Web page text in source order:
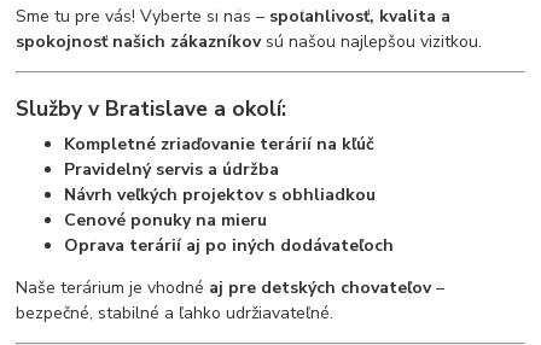
Sme tu pre vás! Vyberte si nás – spoľahlivosť, kvalita a
spokojnosť našich zákazníkovsú našou najlepšou vizitkou.
Služby v Bratislave a okolí:
Kompletné zriaďovanie terárií na kľúč
Pravidelný servis a údržba
Návrh veľkých projektov s obhliadkou
Cenové ponuky na mieru
Oprava terárií aj po iných dodávateľoch
Naše terárium je vhodné aj pre detských chovateľov–
bezpečné, stabilné a ľahko udržiavateľné.